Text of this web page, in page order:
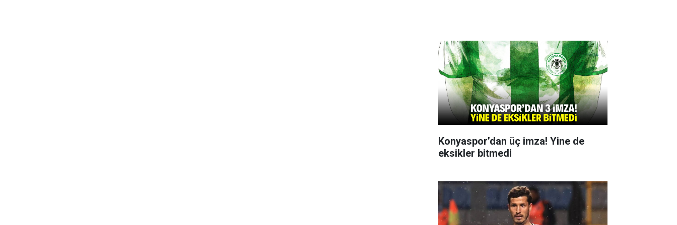
Konyaspor’dan üç imza! Yine de
eksikler bitmedi